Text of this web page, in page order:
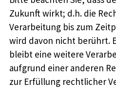
Zukunft wirkt; d.h. die
Verarbeitung bis zum
wird davon nicht berührt.
bleibt eine weitere
aufgrund einer anderen
zur Erfüllung rechtlicher